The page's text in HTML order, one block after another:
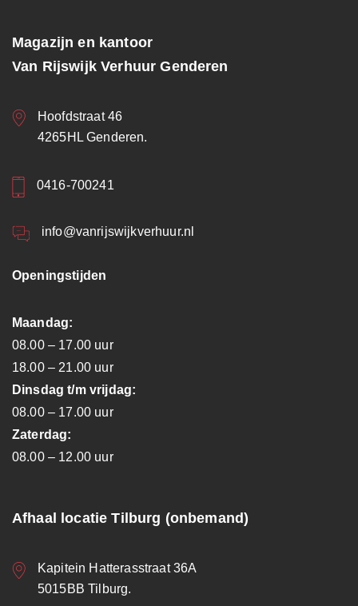
Magazijn en kantoor
Van Rijswijk Verhuur Genderen
Hoofdstraat 46
4265HL Genderen.
0416-700241
info@vanrijswijkverhuur.nl
Openingstijden
Maandag:
08.00 – 17.00 uur
18.00 – 21.00 uur
Dinsdag t/m vrijdag:
08.00 – 17.00 uur
Zaterdag:
08.00 – 12.00 uur
Afhaal locatie Tilburg (onbemand)
Kapitein Hatterasstraat 36A
5015BB Tilburg.